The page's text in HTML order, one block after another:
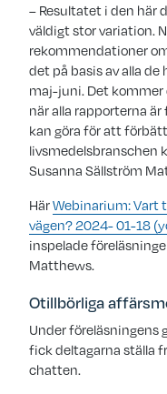
– Resultatet i den här
väldigt stor variation.
rekommendationer
det på basis av alla de
maj-juni. Det
när alla rapporterna
kan göra för att
livsmedelsbranschen
Susanna Sällström
HärWebinarium: Vart
vägen? 2024- 01-18
inspelade
Matthews.
Otillbörliga
Under föreläsningens
fick deltagarna ställa
chatten.